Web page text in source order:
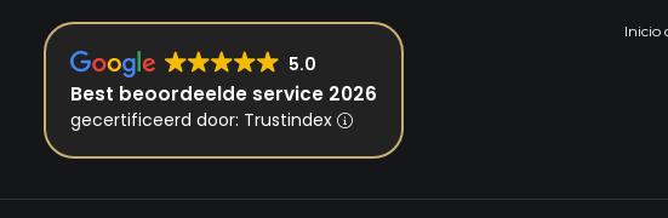
5.0
Best beoordeelde service 2026
gecertificeerd door: Trustindex
Inicio